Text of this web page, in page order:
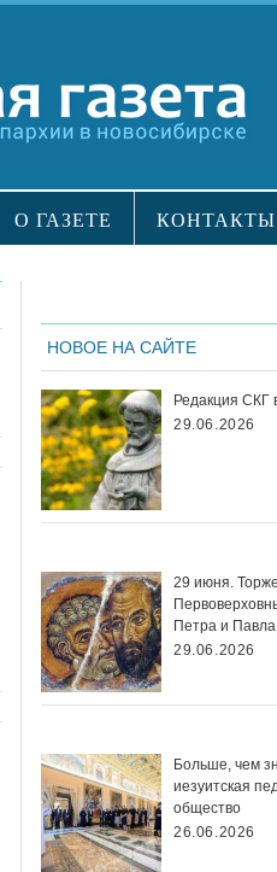
О ГАЗЕТЕ КОНТАКТЫ
НОВОЕ НА САЙТЕ
Редакция СКГ
29.06.2026
29 июня.
Петра и Павла
29.06.2026
Больше, чем
иезуитская
общество
26.06.2026